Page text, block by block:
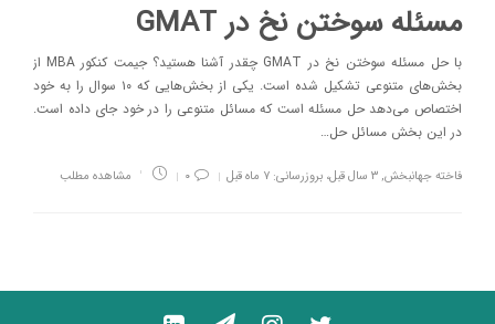
مسئله سوختن نخ در GMAT
با حل مسئله سوختن نخ در GMAT چقدر آشنا هستید؟ جیمت کنکور MBA از
بخش‌های متنوعی تشکیل شده است. یکی از بخش‌هایی که ۱۰ سوال را به خود
اختصاص می‌دهد حل مسئله است که مسائل متنوعی را در خود جای داده است.
در این بخش مسائل حل…
فاخته جهانبخش,۳ سال قبل، بروزرسانی: ۷ ماه قبل ۰ مشاهده مطلب